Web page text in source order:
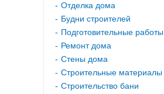
Отделка дома
Будни строителей
Подготовительные работы
Ремонт дома
Стены дома
Строительные материалы
Строительство бани